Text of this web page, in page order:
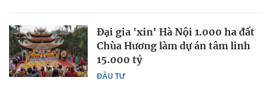
ĐẦU TƯ
Đại gia 'xin' Hà Nội 1.000 ha đất
Chùa Hương làm dự án tâm linh
15.000 tỷ